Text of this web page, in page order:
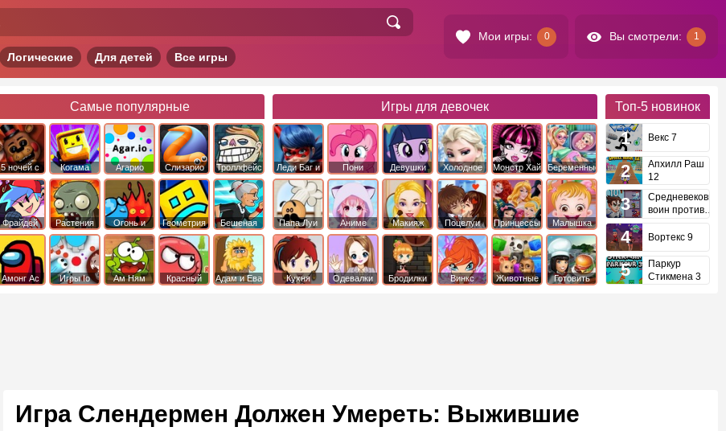
Мои игры: 0 Вы смотрели: 1
Логические Для детей Все игры
Самые популярные
5 ночей с
фредди
Когама Агарио Слизарио
Троллфейс
квест
Фрайдей
Найт
Фанкин
Растения
против
Зомби
Огонь и
Вода
Геометрия
Даш
Бешеная
бабка
сбежала из
психушки
Амонг Ас Игры Io Ам Ням
Красный
Адам и Ева
Игры для девочек
Леди Баг и
Супер Кот
Пони
Дружба это
Девушки
Эквестрии
Холодное
Сердце
Монстр Хай Беременные
Папа Луи Аниме Макияж Поцелуи
Принцессы
Диснея
Малышка
Хейзел
Кухня
Одевалки Бродилки Винкс Животные
Готовить
Топ-5 новинок
Векс 7
Апхилл Раш
12
Средневековый
воин против
Вортекс 9
Паркур
Стикмена 3
Игра Слендермен Должен Умереть: Выжившие